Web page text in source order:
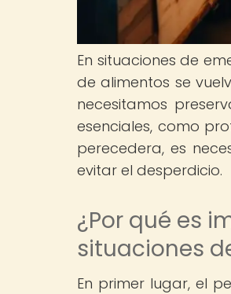
En situaciones de
de alimentos se
necesitamos
esenciales, como
perecedera, es
evitar el desperdicio.
¿Por qué es
situaciones
En primer lugar, el